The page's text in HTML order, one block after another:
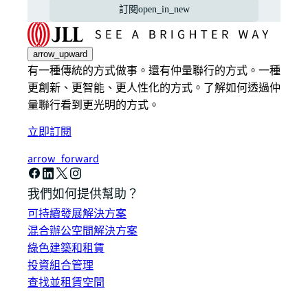
訂閱open_in_new
arrow_upward
有一種傳統的方式做事。還有仲量聯行的方式。一種
更創新、更智能、更人性化的方式。了解如何透過仲
量聯行看到更光明的方式。
立即訂閱
arrow_forward
我們如何提供幫助？
可持續發展解決方案
混合辦公空間解決方案
綠色建築和租賃
投資組合管理
查找並租賃空間